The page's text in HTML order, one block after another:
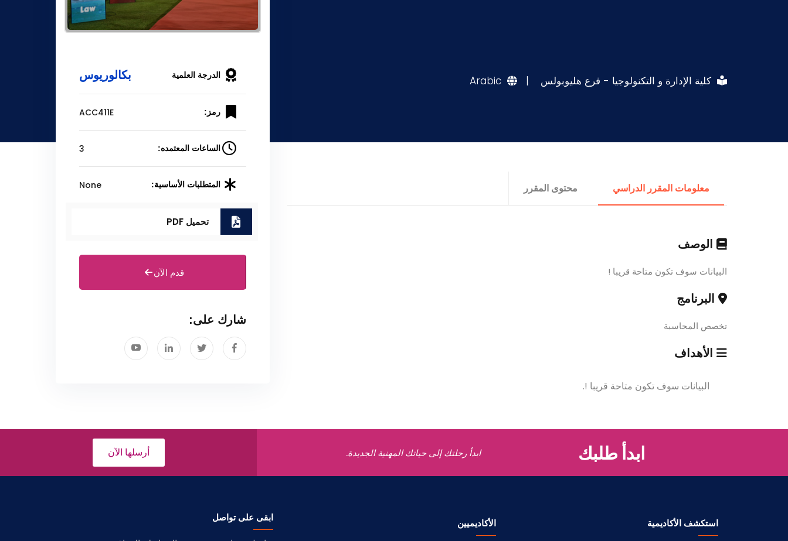
كلية الإدارة و التكنولوجيا - فرع هليوبولس |
Arabic
معلومات المقرر الدراسي محتوى المقرر
الوصف
البيانات سوف تكون متاحة قريبا !
البرنامج
تخصص المحاسبة
الأهداف
البيانات سوف تكون متاحة قريبا !.
الدرجة العلمية بكالوريوس
رمز: ACC411E
الساعات المعتمده: 3
المتطلبات الأساسية: None
تحميل PDF
قدم الآن
شارك على:
ابدأ طلبك ابدأ رحلتك إلى حياتك المهنية الجديدة. أرسلها الآن
استكشف الأكاديمية الأكاديميين
ابقى على تواصل